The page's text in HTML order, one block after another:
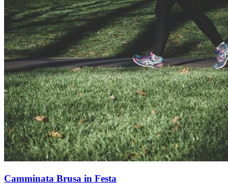
Camminata Brusa in Festa